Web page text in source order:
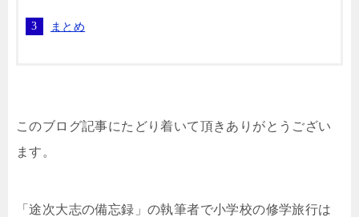
まとめ
このブログ記事にたどり着いて頂きありがとうござい
ます。
「途次大志の備忘録」の執筆者で小学校の修学旅行は